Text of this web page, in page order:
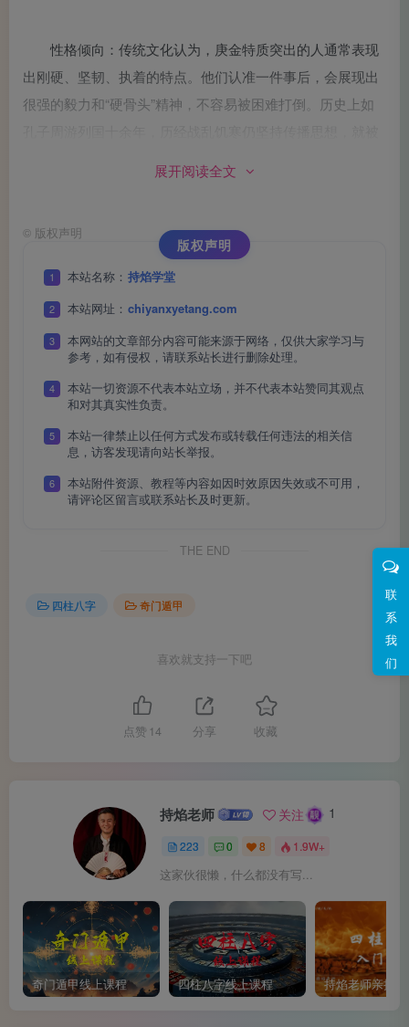
联
系
我
们
性格倾向：传统文化认为，庚金特质突出的人通常表现
出刚硬、坚韧、执着的特点。他们认准一件事后，会展现出
很强的毅力和“硬骨头”精神，不容易被困难打倒。历史上如
职业倾向：这种刚硬特质既可以用于维护正义（如警务
工作需要的果敢坚毅），也可能走向反面。传统文化中用“小
白虎”来称呼庚金，正是因为它兼具“刚正”与“凶猛”的双面性
物品提醒：传统观点建议，家中不宜随意悬挂刀剑等尖
锐金属饰品，并非出于迷信，而是因为这些物品形态锋利尖
锐，在心理上和物理上对家人（尤其有儿童的家庭）都存在
安全隐患。即使个人喜欢，也需考虑家庭整体的安全和舒
展开阅读全文
© 版权声明
版权声明
1 本站名称： 持焰学堂
2 本站网址： chiyanxyetang.com
3
本网站的文章部分内容可能来源于网络，仅供大家学习与
参考，如有侵权，请联系站长进行删除处理。
4
本站一切资源不代表本站立场，并不代表本站赞同其观点
和对其真实性负责。
5
本站一律禁止以任何方式发布或转载任何违法的相关信
息，访客发现请向站长举报。
6
本站附件资源、教程等内容如因时效原因失效或不可用，
请评论区留言或联系站长及时更新。
THE END
四柱八字 奇门遁甲
喜欢就支持一下吧
点赞 14 分享 收藏
持焰老师 关注 1
223 0 8 1.9W+
这家伙很懒，什么都没有写...
奇门遁甲线上课程 四柱八字线上课程